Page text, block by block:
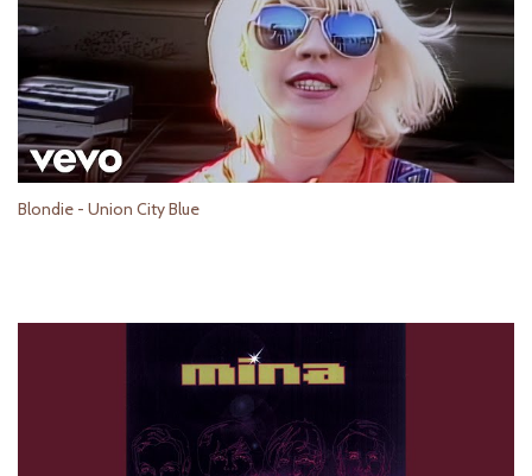
Blondie - Union City Blue